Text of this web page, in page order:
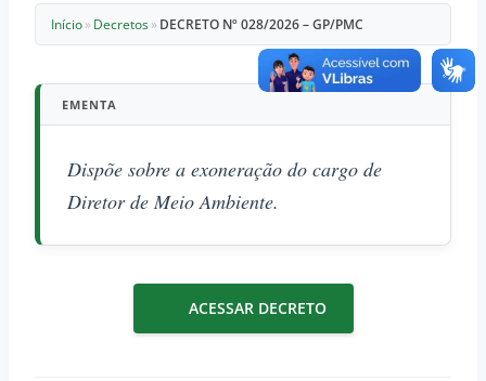
Início» Decretos» DECRETO Nº 028/2026 – GP/PMC
EMENTA
Dispõe sobre a exoneração do cargo de
Diretor de Meio Ambiente.
ACESSAR DECRETO